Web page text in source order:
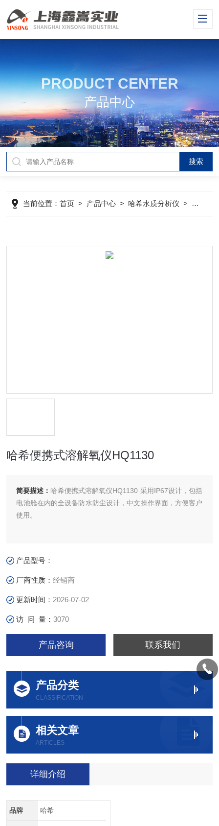
PRODUCT CENTER
产品中心
当前位置：首页 > 产品中心 > 哈希水质分析仪 > 哈希溶
哈希便携式溶解氧仪HQ1130
简要描述： 哈希便携式溶解氧仪HQ1130 采用IP67设计，包括
电池舱在内的全设备防水防尘设计，中文操作界面，方便客户
使用。
产品型号：
厂商性质：经销商
更新时间： 2026-07-02
访 问 量：3070
产品咨询 联系我们
产品分类
CLASSIFICATION
相关文章
ARTICLES
详细介绍
品牌 哈希